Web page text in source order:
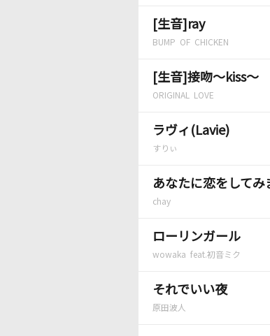
[生音]ray
BUMP OF CHICKEN
[生音]接吻～kiss～
ORIGINAL LOVE
ラヴィ(Lavie)
すりぃ
あなたに恋をしてみ
chay
ローリンガール
wowaka feat.初音ミク
それでいい夜
原田波人